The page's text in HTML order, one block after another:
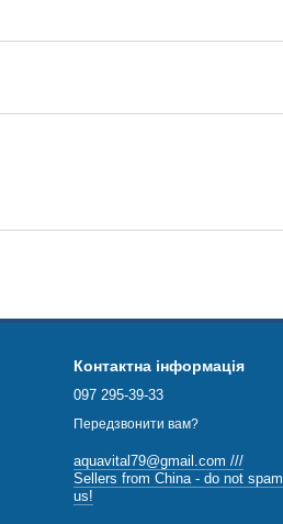
Контактна інформація
097 295-39-33
Передзвонити вам?
aquavital79@gmail.com ///
Sellers from China - do not spam
us!